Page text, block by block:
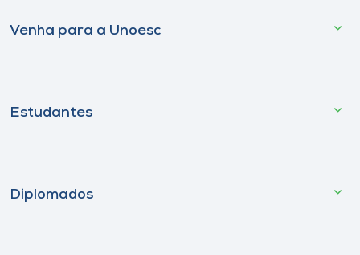
Venha para a Unoesc
Estudantes
Diplomados